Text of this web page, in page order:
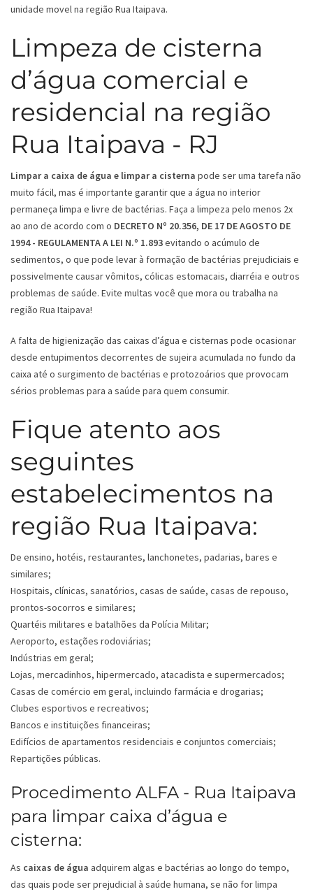
unidade movel na região Rua Itaipava.
Limpeza de cisterna
d’água comercial e
residencial na região
Rua Itaipava - RJ
Limpar a caixa de água e limpar a cisterna pode ser uma tarefa não
muito fácil, mas é importante garantir que a água no interior
permaneça limpa e livre de bactérias. Faça a limpeza pelo menos 2x
ao ano de acordo com o DECRETO Nº 20.356, DE 17 DE AGOSTO DE
1994 - REGULAMENTA A LEI N.º 1.893evitando o acúmulo de
sedimentos, o que pode levar à formação de bactérias prejudiciais e
possivelmente causar vômitos, cólicas estomacais, diarréia e outros
problemas de saúde. Evite multas você que mora ou trabalha na
região Rua Itaipava!
A falta de higienização das caixas d’água e cisternas pode ocasionar
desde entupimentos decorrentes de sujeira acumulada no fundo da
caixa até o surgimento de bactérias e protozoários que provocam
sérios problemas para a saúde para quem consumir.
Fique atento aos
seguintes
estabelecimentos na
região Rua Itaipava:
De ensino, hotéis, restaurantes, lanchonetes, padarias, bares e
similares;
Hospitais, clínicas, sanatórios, casas de saúde, casas de repouso,
prontos-socorros e similares;
Quartéis militares e batalhões da Polícia Militar;
Aeroporto, estações rodoviárias;
Indústrias em geral;
Lojas, mercadinhos, hipermercado, atacadista e supermercados;
Casas de comércio em geral, incluindo farmácia e drogarias;
Clubes esportivos e recreativos;
Bancos e instituições financeiras;
Edifícios de apartamentos residenciais e conjuntos comerciais;
Repartições públicas.
Procedimento ALFA - Rua Itaipava
para limpar caixa d’água e
cisterna:
As caixas de água adquirem algas e bactérias ao longo do tempo,
das quais pode ser prejudicial à saúde humana, se não for limpa